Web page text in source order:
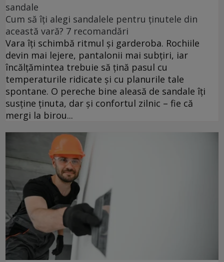
sandale
Cum să îți alegi sandalele pentru ținutele din
această vară? 7 recomandări
Vara îți schimbă ritmul și garderoba. Rochiile
devin mai lejere, pantalonii mai subțiri, iar
încălțămintea trebuie să țină pasul cu
temperaturile ridicate și cu planurile tale
spontane. O pereche bine aleasă de sandale îți
susține ținuta, dar și confortul zilnic – fie că
mergi la birou...